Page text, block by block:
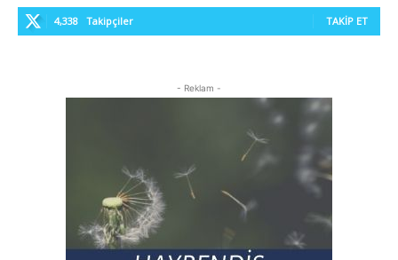
4,338 Takipçiler TAKIP ET
- Reklam -